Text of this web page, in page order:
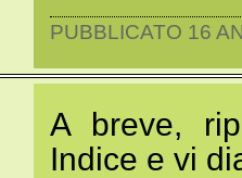
PUBBLICATO 16
A breve,
Indice e vi